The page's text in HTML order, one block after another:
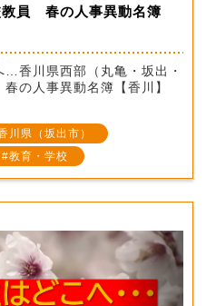
教員 春の人事異動名簿
…香川県西部（丸亀・坂出・
の人事異動名簿【香川】
川県（坂出市）
教育・学校